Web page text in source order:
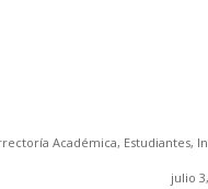
Académica, Estudiantes,
julio